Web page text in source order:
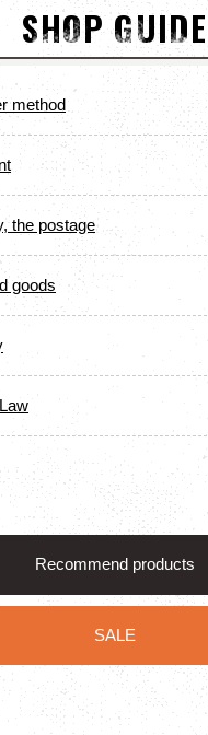
SHOP GUIDE
method
the postage
goods
Recommend products
SALE